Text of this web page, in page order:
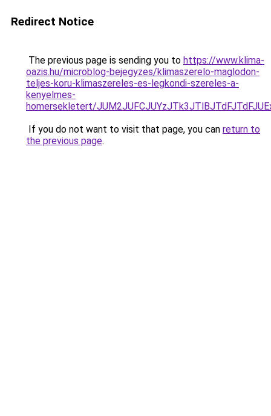
Redirect Notice
The previous page is sending you to https://www.klima-
oazis.hu/microblog-bejegyzes/klimaszerelo-maglodon-
teljes-koru-klimaszereles-es-legkondi-szereles-a-
kenyelmes-
homersekletert/
If you do not want to visit that page, you can return to
the previous page.